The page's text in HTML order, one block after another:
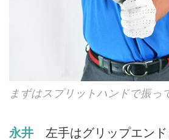
まずはスプリットハンドで振っ
永井 左手はグリップエン